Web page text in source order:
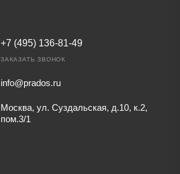
+7 (495) 136-81-49
ЗАКАЗАТЬ ЗВОНОК
info@prados.ru
Москва, ул. Суздальская, д.10, к.2,
пом.3/1